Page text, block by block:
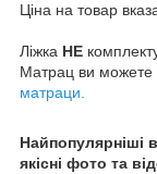
Ціна на товар
Ліжка НЕ
Матрац ви можете
матраци.
Найпопулярніші
якісні фото та